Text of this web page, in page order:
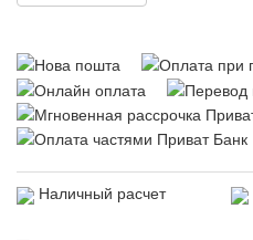
Наличный расчет